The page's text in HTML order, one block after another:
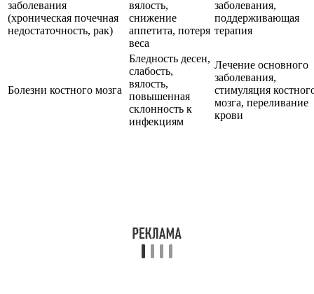
заболевания
(хроническая почечная
недостаточность, рак)
вялость,
снижение
аппетита, потеря
веса
заболевания,
поддерживающая
терапия
Болезни костного мозга
Бледность десен,
слабость,
вялость,
повышенная
склонность к
инфекциям
Лечение основного
заболевания,
стимуляция
мозга, переливание
крови